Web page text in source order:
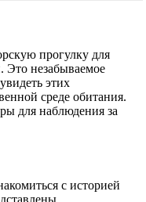
прогулку для
Это незабываемое
этих
среде обитания.
для наблюдения за
с историей